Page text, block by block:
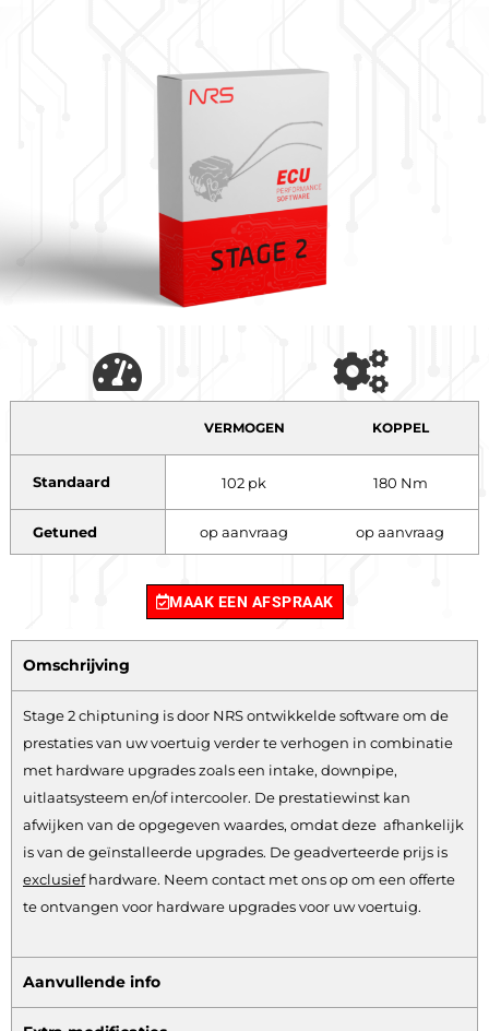
VERMOGEN KOPPEL
Standaard 102 pk 180 Nm
Getuned op aanvraag op aanvraag
MAAK EEN AFSPRAAK
Omschrijving
Stage 2 chiptuning is door NRS ontwikkelde software om de
prestaties van uw voertuig verder te verhogen in combinatie
met hardware upgrades zoals een intake, downpipe,
uitlaatsysteem en/of intercooler. De prestatiewinst kan
afwijken van de opgegeven waardes, omdat deze afhankelijk
is van de geïnstalleerde upgrades. De geadverteerde prijs is
exclusiefhardware. Neem contact met ons op om een offerte
te ontvangen voor hardware upgrades voor uw voertuig.
Aanvullende info